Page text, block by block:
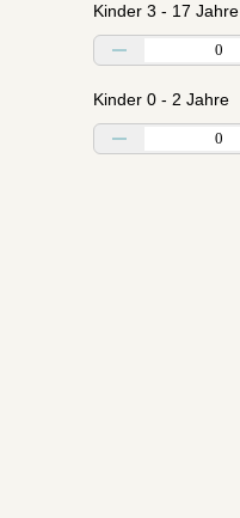
Kinder 3 - 17 Jahre
Kinder 0 - 2 Jahre